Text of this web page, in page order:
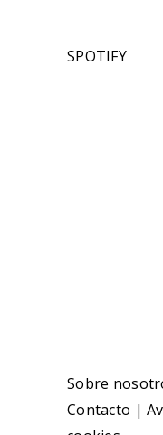
SPOTIFY
Sobre
Contacto |